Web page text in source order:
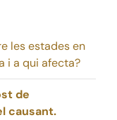
les estades en
i a qui afecta?
de
causant.